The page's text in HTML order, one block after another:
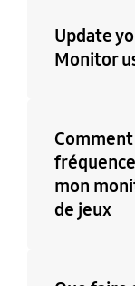
Update
Monitor
mon
de jeux